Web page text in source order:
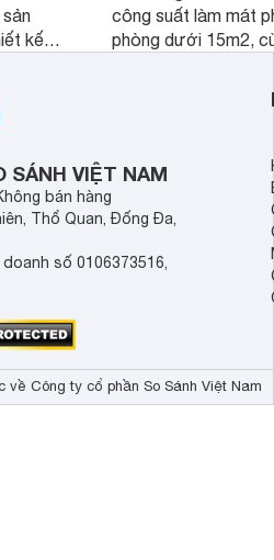
kế
mà còn
công suất làm mát
phòng dưới 15m2,
phòng ngủ, phòng
SÁNH VIỆT NAM
bán hàng
Thổ Quan, Đống Đa,
số 0106373516,
Công ty cổ phần So Sánh Việt Nam